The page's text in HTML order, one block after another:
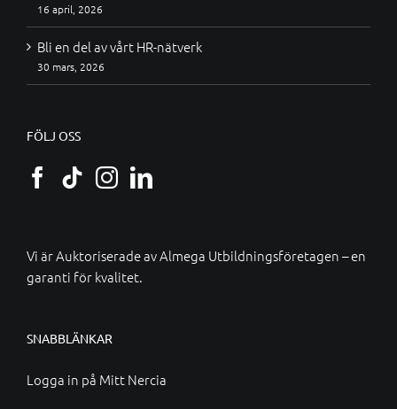
16 april, 2026
Bli en del av vårt HR-nätverk
30 mars, 2026
FÖLJ OSS
Vi är Auktoriserade avAlmega Utbildningsföretagen– en
garanti för kvalitet.
SNABBLÄNKAR
Logga in på Mitt Nercia